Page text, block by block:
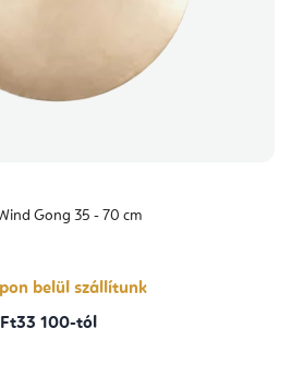
Gong 35 - 70 cm
belül szállítunk
Ft33 100-tól